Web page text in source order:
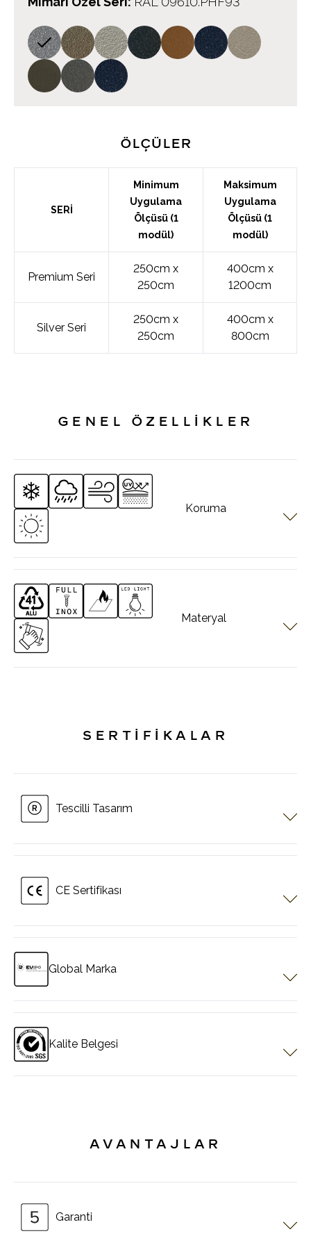
Ölçüler
SERİ
Minimum
Uygulama
Ölçüsü (1
modül)
Maksimum
Uygulama
Ölçüsü (1
modül)
Premium Seri
250cm x
250cm
400cm x
1200cm
Silver Seri
250cm x
250cm
400cm x
800cm
GENEL ÖZELLİKLER
Koruma
PERGOTECH sistemleri tüm hava şartlarına göre dizayn
Materyal
PERGOTECH sistemleri alüminyum strüktürden oluşur. Full inox
SERTİFİKALAR
Tescilli Tasarım
CE Sertifikası
Tüm Ürünler CE sertifikalıdır.
Global Marka
Pergotech EUIPO tescili olan özellikle Avrupa ve Tüm dünyada
Kalite Belgesi
Pergotech kalite belgesine sahiptir.Dünya standartlarında ürünler
AVANTAJLAR
Garanti